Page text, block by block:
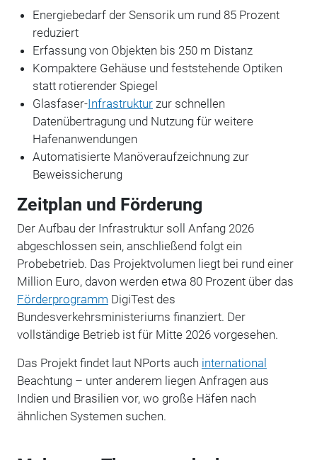
Energiebedarf der Sensorik um rund 85 Prozent
reduziert
Erfassung von Objekten bis 250 m Distanz
Kompaktere Gehäuse und feststehende Optiken
statt rotierender Spiegel
Glasfaser-Infrastrukturzur schnellen
Datenübertragung und Nutzung für weitere
Hafenanwendungen
Automatisierte Manöveraufzeichnung zur
Beweissicherung
Zeitplan und Förderung
Der Aufbau der Infrastruktur soll Anfang 2026
abgeschlossen sein, anschließend folgt ein
Probebetrieb. Das Projektvolumen liegt bei rund einer
Million Euro, davon werden etwa 80 Prozent über das
Förderprogramm DigiTest des
Bundesverkehrsministeriums finanziert. Der
vollständige Betrieb ist für Mitte 2026 vorgesehen.
Das Projekt findet laut NPorts auch international
Beachtung – unter anderem liegen Anfragen aus
Indien und Brasilien vor, wo große Häfen nach
ähnlichen Systemen suchen.